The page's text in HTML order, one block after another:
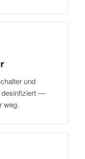
und
desinfiziert —
weg.